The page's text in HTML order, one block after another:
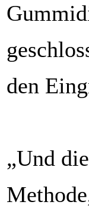
den
„Und